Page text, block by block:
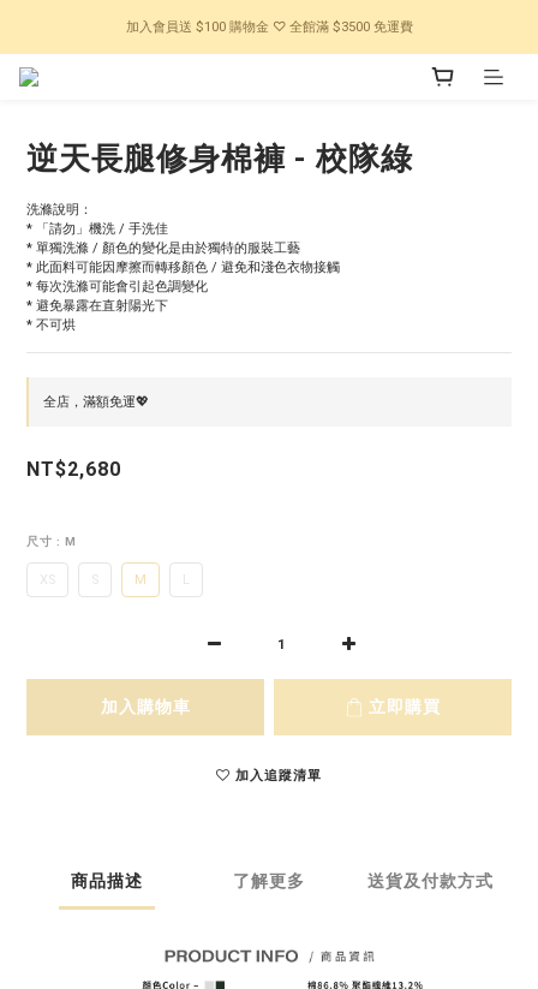
加入會員送 $100 購物金 ♡ 全館滿 $3500 免運費
逆天長腿修身棉褲 - 校隊綠
洗滌說明：
* 「請勿」機洗 / 手洗佳
* 單獨洗滌 / 顏色的變化是由於獨特的服裝工藝
* 此面料可能因摩擦而轉移顏色 / 避免和淺色衣物接觸
* 每次洗滌可能會引起色調變化
* 避免暴露在直射陽光下
* 不可烘
全店，滿額免運💖
NT$2,680
尺寸 : M
XS S M
加入購物車 立即購買
加入追蹤清單
商品描述 了解更多 送貨及付款方式